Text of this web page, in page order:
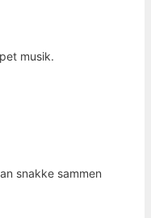
musik.
snakke sammen